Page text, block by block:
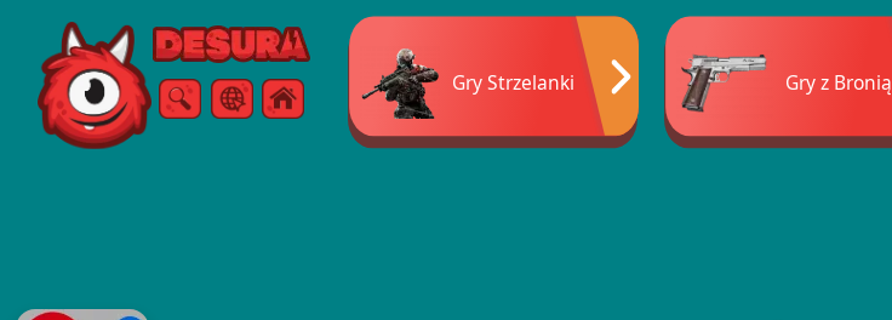
Free Online Games
SzukajMenu
Gry Strzelanki Gry z Bronią